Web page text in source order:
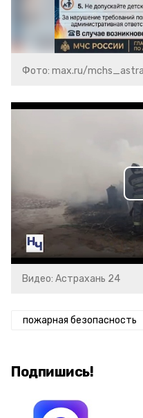
Фото: max.ru/
Видео: Астрахань 24
пожарная безопасность
Подпишись!